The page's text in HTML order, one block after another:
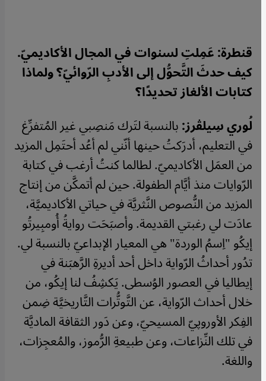
قنطرة: عَمِلتِ لسنوات في المجال الأكاديميّ.
كيف حدثَ التَّحوُّل إلى الأدبِ الرّوائيّ؟ ولماذا
كتابات الألغاز تحديدًا؟
لُوري سِيلڤرز:بالنسبة لتَرك مَنصِبي غير المُتفرِّغ
في التعليم، أدرَكتُ حينها أنّني لم أعُد أحتَمِل المزيد
من العمَل الأكاديميّ. لطالما كنتُ أرغب في كتابة
الرّوايات منذ أيَّام الطفولة. حين لم أتمكَّن من إنتاج
المزيد من النُّصوص النَّثريَّة في حياتي الأكاديميَّة،
عادَت لي رغبتي القديمة. وأصبَحَت روايةُ أُومبِيرتُو
إيكُو "اِسمُ الوردة" هي المعيار الإبداعيّ بالنسبة لي.
تدُور أحداثُ الرّواية داخل أحد أديرةِ الرَّهبَنة في
إيطاليا في العصور الوُسطى. يَكشِفُ لنا إيكُو، من
خلال أحداث الرّواية، عن التَّوتُّرات التَّاريخيَّة ضِمن
الفِكر الأوروپيّ المسيحيّ، وعن دَور الثقافة الماديَّة
في تلك النِّزاعات، وعن طبيعةِ الرُّموز، والمُعجِزات،
واللغة.